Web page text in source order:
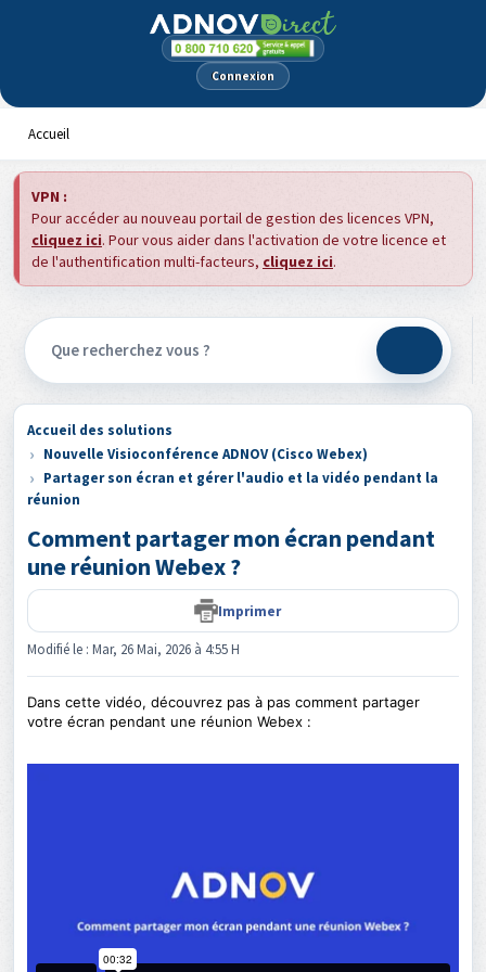
Panneau de gestion des cookies
Connexion
Accueil
VPN :
Pour accéder au nouveau portail de gestion des licences VPN,
cliquez ici. Pour vous aider dans l'activation de votre licence et
de l'authentification multi-facteurs, cliquez ici.
Accueil des solutions
Nouvelle Visioconférence ADNOV (Cisco Webex)
Partager son écran et gérer l'audio et la vidéo pendant la
réunion
Comment partager mon écran pendant
une réunion Webex ?
Imprimer
Modifié le : Mar, 26 Mai, 2026 à 4:55 H
Dans cette vidéo, découvrez pas à pas comment partager
votre écran pendant une réunion Webex :